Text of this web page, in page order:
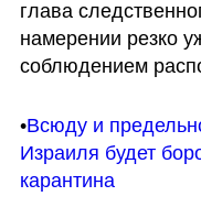
глава
намерении резко
соблюдением
•Всюду и
Израиля будет
карантина